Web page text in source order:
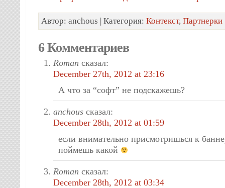
Автор: anchous | Категория: Контекст, Партнерки
6 Комментариев
Roman сказал:
December 27th, 2012 at 23:16
А что за “софт” не подскажешь?
anchous сказал:
December 28th, 2012 at 01:59
если внимательно присмотришься к
поймешь какой
Roman сказал:
December 28th, 2012 at 03:34